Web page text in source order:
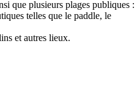
que plusieurs plages publiques :
telles que le paddle, le
et autres lieux.